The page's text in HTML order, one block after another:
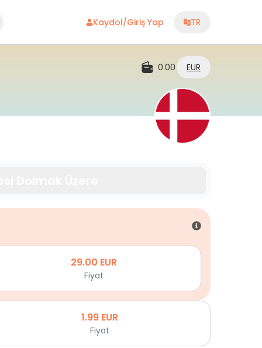
Kaydol/Giriş Yap TR
0.00 EUR
29.00 EUR
Fiyat
1.99 EUR
Fiyat